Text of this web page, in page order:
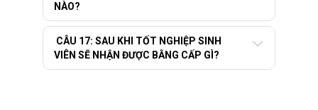
NÀO?
CÂU 17: SAU KHI TỐT NGHIỆP SINH
VIÊN SẼ NHẬN ĐƯỢC BẰNG CẤP GÌ?